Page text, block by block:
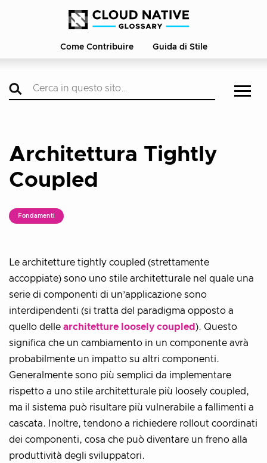
Come Contribuire Guida di Stile
Architettura Tightly
Coupled
Fondamenti
Le architetture tightly coupled (strettamente
accoppiate) sono uno stile architetturale nel quale una
serie di componenti di un’applicazione sono
interdipendenti (si tratta del paradigma opposto a
quello delle architetture loosely coupled). Questo
significa che un cambiamento in un componente avrà
probabilmente un impatto su altri componenti.
Generalmente sono più semplici da implementare
rispetto a uno stile architetturale più loosely coupled,
ma il sistema può risultare più vulnerabile a fallimenti a
cascata. Inoltre, tendono a richiedere rollout coordinati
dei componenti, cosa che può diventare un freno alla
produttività degli sviluppatori.